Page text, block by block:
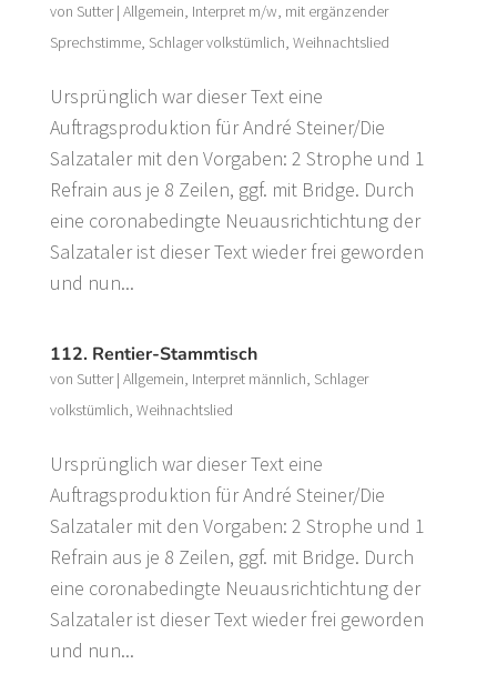
von Sutter| Allgemein, Interpret m/w, mit ergänzender
Sprechstimme, Schlager volkstümlich, Weihnachtslied
Ursprünglich war dieser Text eine
Auftragsproduktion für André Steiner/Die
Salzataler mit den Vorgaben: 2 Strophe und 1
Refrain aus je 8 Zeilen, ggf. mit Bridge. Durch
eine coronabedingte Neuausrichtichtung der
Salzataler ist dieser Text wieder frei geworden
und nun...
112. Rentier-Stammtisch
von Sutter| Allgemein, Interpret männlich, Schlager
volkstümlich, Weihnachtslied
Ursprünglich war dieser Text eine
Auftragsproduktion für André Steiner/Die
Salzataler mit den Vorgaben: 2 Strophe und 1
Refrain aus je 8 Zeilen, ggf. mit Bridge. Durch
eine coronabedingte Neuausrichtichtung der
Salzataler ist dieser Text wieder frei geworden
und nun...